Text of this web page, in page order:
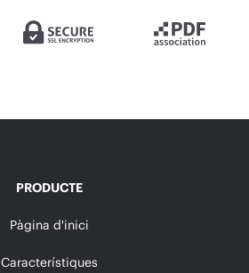
PRODUCTE
Pàgina d'inici
Característiques